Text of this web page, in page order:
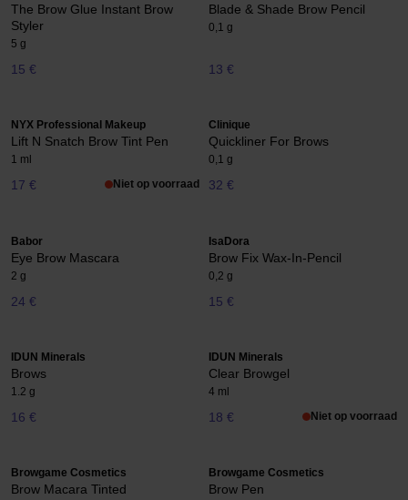
The Brow Glue Instant Brow
Styler
5 g
15 €
Blade & Shade Brow Pencil
0,1 g
13 €
NYX Professional Makeup
Lift N Snatch Brow Tint Pen
1 ml
17 € Niet op voorraad
Clinique
Quickliner For Brows
0,1 g
32 €
Babor
Eye Brow Mascara
2 g
24 €
IsaDora
Brow Fix Wax-In-Pencil
0,2 g
15 €
IDUN Minerals
Brows
1.2 g
16 €
IDUN Minerals
Clear Browgel
4 ml
18 € Niet op voorraad
Browgame Cosmetics
Brow Macara Tinted
Browgame Cosmetics
Brow Pen